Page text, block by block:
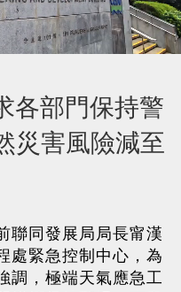
各部門保持警
害風險減至
聯同發展局局長甯漢
處緊急控制中心，為
調，極端天氣應急工